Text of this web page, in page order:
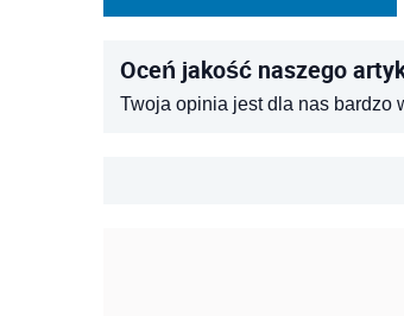
Oceń jakość naszego
Twoja opinia jest dla nas bardzo